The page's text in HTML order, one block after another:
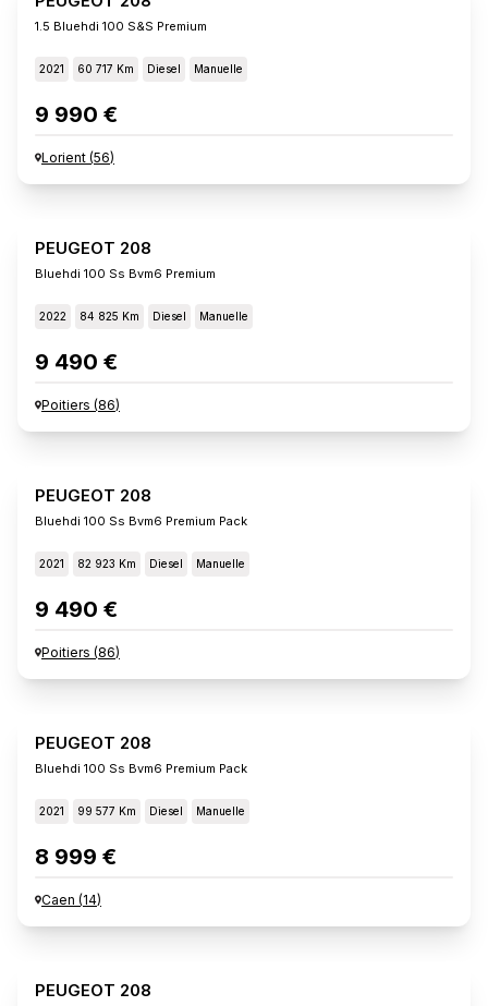
1.5 Bluehdi 100 S&s Premium
2021 60 717 Km Diesel Manuelle
9 990 €
Lorient (56)
PEUGEOT 208
Bluehdi 100 Ss Bvm6 Premium
2022 84 825 Km Diesel Manuelle
9 490 €
Poitiers (86)
PEUGEOT 208
Bluehdi 100 Ss Bvm6 Premium Pack
2021 82 923 Km Diesel Manuelle
9 490 €
Poitiers (86)
PEUGEOT 208
Bluehdi 100 Ss Bvm6 Premium Pack
2021 99 577 Km Diesel Manuelle
8 999 €
Caen (14)
PEUGEOT 208